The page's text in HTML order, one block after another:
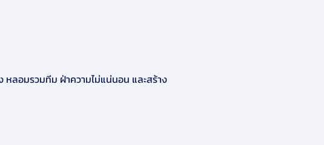
หลอมรวมทีม ฝ่าความไม่แน่นอน และสร้าง